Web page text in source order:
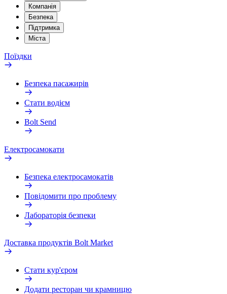
Компанія
Безпека
Підтримка
Міста
Поїздки
Безпека пасажирів
Стати водієм
Bolt Send
Електросамокати
Безпека електросамокатів
Повідомити про проблему
Лабораторія безпеки
Доставка продуктів Bolt Market
Стати кур'єром
Додати ресторан чи крамницю